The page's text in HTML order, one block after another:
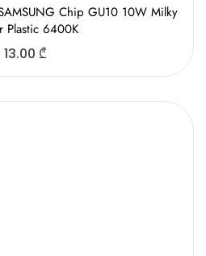
Chip GU10 10W Milky
Plastic 6400K
13.00 ₾